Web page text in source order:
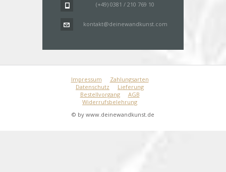
(+49) 0381 / 210 769 10
kontakt@deinewandkunst.com
Impressum
Zahlungsarten
Datenschutz
Lieferung
Bestellvorgang
AGB
Widerrufsbelehrung
© by www.deinewandkunst.de